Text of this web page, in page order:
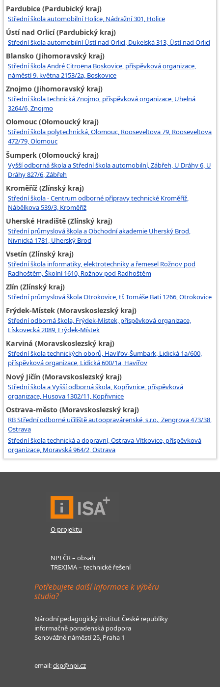
Pardubice (Pardubický kraj)
Střední škola automobilní Holice, Nádražní 301, Holice
Ústí nad Orlicí (Pardubický kraj)
Střední škola automobilní Ústí nad Orlicí, Dukelská 313, Ústí nad Orlicí
Blansko (Jihomoravský kraj)
Střední škola André Citroëna Boskovice, příspěvková organizace,
náměstí 9. května 2153/2a, Boskovice
Znojmo (Jihomoravský kraj)
Střední škola technická Znojmo, příspěvková organizace, Uhelná
3264/6, Znojmo
Olomouc (Olomoucký kraj)
Střední škola polytechnická, Olomouc, Rooseveltova 79, Rooseveltova
472/79, Olomouc
Šumperk (Olomoucký kraj)
Vyšší odborná škola a Střední škola automobilní, Zábřeh, U Dráhy 6, U
Dráhy 827/6, Zábřeh
Kroměříž (Zlínský kraj)
Střední škola - Centrum odborné přípravy technické Kroměříž,
Nábělkova 539/3, Kroměříž
Uherské Hradiště (Zlínský kraj)
Střední průmyslová škola a Obchodní akademie Uherský Brod,
Nivnická 1781, Uherský Brod
Vsetín (Zlínský kraj)
Střední škola informatiky, elektrotechniky a řemesel Rožnov pod
Radhoštěm, Školní 1610, Rožnov pod Radhoštěm
Zlín (Zlínský kraj)
Střední průmyslová škola Otrokovice, tř. Tomáše Bati 1266, Otrokovice
Frýdek-Místek (Moravskoslezský kraj)
Střední odborná škola, Frýdek-Místek, příspěvková organizace,
Lískovecká 2089, Frýdek-Místek
Karviná (Moravskoslezský kraj)
Střední škola technických oborů, Havířov-Šumbark, Lidická 1a/600,
příspěvková organizace, Lidická 600/1a, Havířov
Nový Jičín (Moravskoslezský kraj)
Střední škola a Vyšší odborná škola, Kopřivnice, příspěvková
organizace, Husova 1302/11, Kopřivnice
Ostrava-město (Moravskoslezský kraj)
RB Střední odborné učiliště autoopravárenské, s.r.o., Zengrova 473/38,
Ostrava
Střední škola technická a dopravní, Ostrava-Vítkovice, příspěvková
organizace, Moravská 964/2, Ostrava
O projektu
NPI ČR – obsah
TREXIMA – technické řešení
Potřebujete další informace k výběru
studia?
Národní pedagogický institut České republiky
informačně poradenská podpora
Senovážné náměstí 25, Praha 1
email:ckp@npi.cz